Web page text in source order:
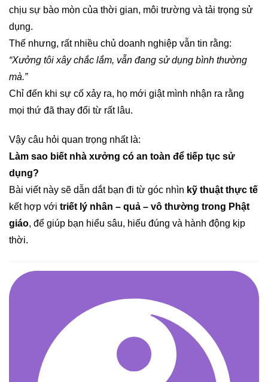
chịu sự bào mòn của thời gian, môi trường và tải trọng sử
dụng.
Thế nhưng, rất nhiều chủ doanh nghiệp vẫn tin rằng:
“Xưởng tôi xây chắc lắm, vẫn đang sử dụng bình thường
mà.”
Chỉ đến khi sự cố xảy ra, họ mới giật mình nhận ra rằng
mọi thứ đã thay đổi từ rất lâu.
Vậy câu hỏi quan trọng nhất là:
Làm sao biết nhà xưởng có an toàn để tiếp tục sử
dụng?
Bài viết này sẽ dẫn dắt bạn đi từ góc nhìn kỹ thuật thực tế
kết hợp với triết lý nhân – quả – vô thường trong Phật
giáo, để giúp bạn hiểu sâu, hiểu đúng và hành động kịp
thời.